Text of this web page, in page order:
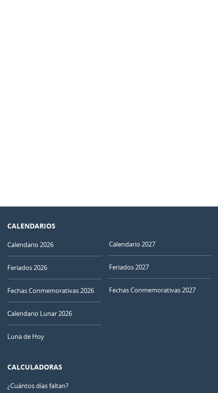
CALENDARIOS
Calendario 2026
Feriados 2026
Fechas Conmemorativas 2026
Calendario Lunar 2026
Luna de Hoy
Calendario 2027
Feriados 2027
Fechas Conmemorativas 2027
CALCULADORAS
¿Cuántos días faltan?